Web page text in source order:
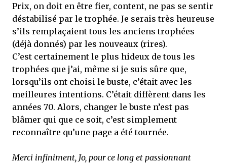
Prix, on doit en être fier, content, ne pas se sentir
déstabilisé par le trophée. Je serais très heureuse
s’ils remplaçaient tous les anciens trophées
(déjà donnés) par les nouveaux (rires).
C’est certainement le plus hideux de tous les
trophées que j’ai, même si je suis sûre que,
lorsqu’ils ont choisi le buste, c’était avec les
meilleures intentions. C’était diffèrent dans les
années 70. Alors, changer le buste n’est pas
blâmer qui que ce soit, c’est simplement
reconnaître qu’une page a été tournée.
Merci infiniment, Jo, pour ce long et passionnant